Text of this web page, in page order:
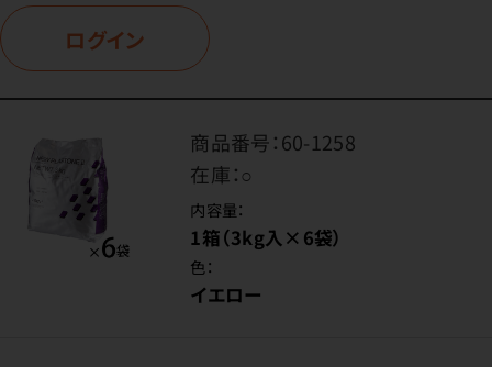
ログイン
商品番号：60-1258
在庫：○
内容量：
1箱（3kg入×6袋）
色：
イエロー